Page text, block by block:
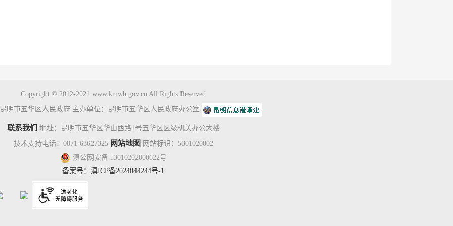
Copyright © 2012-2021 www.kmwh.gov.cn All Rights Reserved
明市五华区人民政府 主办单位：昆明市五华区人民政府办公室
联系我们 地址：昆明市五华区华山西路1号五华区区级机关办公大楼
技术支持电话：0871-63627325 网站地图 网站标识：5301020002
滇公网安备 53010202000622号
备案号： 滇ICP备2024044244号-1